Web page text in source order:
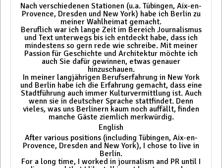
Nach verschiedenen Stationen (u.a. Tübingen, Aix-en-
Provence, Dresden und New York) habe ich Berlin zu
meiner Wahlheimat gemacht.
Beruflich war ich lange Zeit im Bereich Journalismus
und Text unterwegs bis ich entdeckt habe, dass ich
mindestens so gern rede wie schreibe. Mit meiner
Passion für Geschichte und Architektur möchte ich
auch Sie dafür gewinnen, etwas genauer
hinzuschauen.
In meiner langjährigen Berufserfahrung in New York
und Berlin habe ich die Erfahrung gemacht, dass eine
Stadtführung auch immer Kulturvermittlung ist. Auch
wenn sie in deutscher Sprache stattfindet. Denn
vieles, was uns Berlinern kaum noch auffällt, finden
manche Gäste ziemlich merkwürdig.
English
After various positions (including Tübingen, Aix-en-
Provence, Dresden and New York), I chose to live in
Berlin.
For a long time, I worked in journalism and PR until I